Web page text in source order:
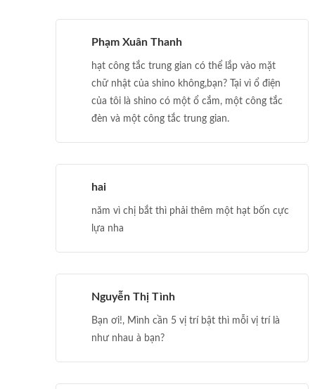
Phạm Xuân Thanh
hạt công tắc trung gian có thể lắp vào mặt
chữ nhật của shino không,bạn? Tại vì ổ điện
của tôi là shino có một ổ cắm, một công tắc
đèn và một công tắc trung gian.
hai
năm vì chị bắt thì phải thêm một hạt bốn cực
lựa nha
Nguyễn Thị Tình
Bạn ơi!, Mình cần 5 vị trí bật thì mỗi vị trí là
như nhau à bạn?